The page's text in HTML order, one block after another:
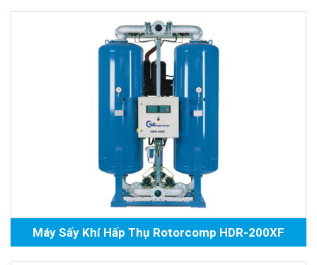
Máy Sấy Khí Hấp Thụ Rotorcomp HDR-200XF